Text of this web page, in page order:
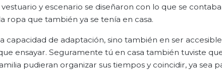
y escenario se diseñaron con lo que se
ropa que también ya se tenía en casa.
capacidad de adaptación, sino también en ser
ensayar. Seguramente tú en casa también tuviste
pudieran organizar sus tiempos y coincidir, ya sea